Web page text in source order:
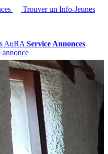
Trouver un Info-Jeunes
AuRA Service Annonces
annonce